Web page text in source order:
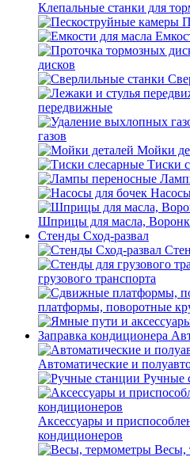
Клепальные станки для
дисков
передвижные
газов
Мойки
Тиски
Шприцы для масла,
Стенды Сход-развал
грузового транспорта
платформы, поворотные
Заправка кондиционера
Автоматические и
Ручные
Аксессуары и
кондиционеров
Весы,